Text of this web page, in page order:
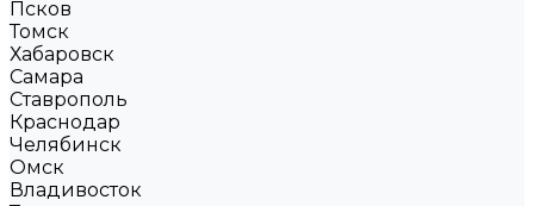
Псков
Томск
Хабаровск
Самара
Ставрополь
Краснодар
Челябинск
Омск
Владивосток